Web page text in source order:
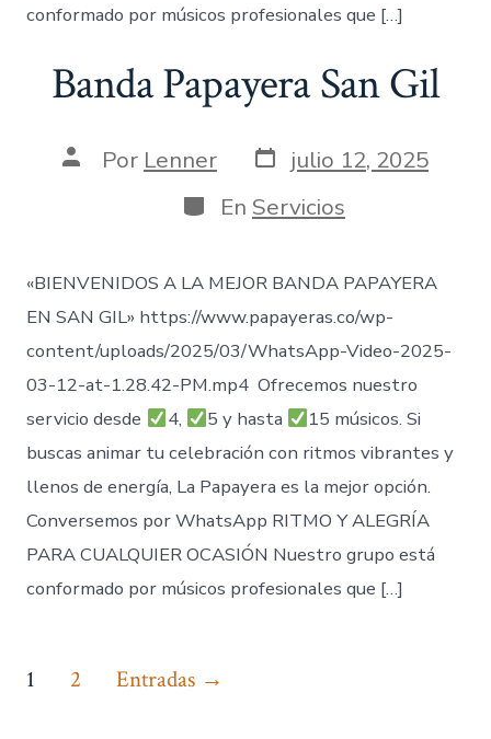
conformado por músicos profesionales que […]
Banda Papayera San Gil
AutorPor Lenner Fecha
de
publicación
julio 12, 2025
Categorías
En Servicios
«BIENVENIDOS A LA MEJOR BANDA PAPAYERA
EN SAN GIL» https://www.papayeras.co/wp-
content/uploads/2025/03/WhatsApp-Video-2025-
03-12-at-1.28.42-PM.mp4 Ofrecemos nuestro
servicio desde
4, 5 y hasta
15 músicos. Si
buscas animar tu celebración con ritmos vibrantes y
llenos de energía, La Papayera es la mejor opción.
Conversemos por WhatsApp RITMO Y ALEGRÍA
PARA CUALQUIER OCASIÓN Nuestro grupo está
conformado por músicos profesionales que […]
Paginación
1 2 Entradas →